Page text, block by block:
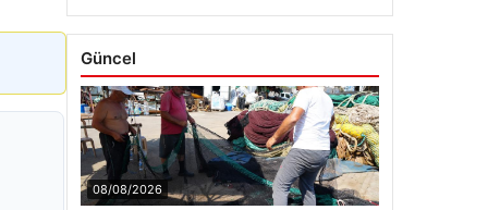
Güncel
08/08/2026